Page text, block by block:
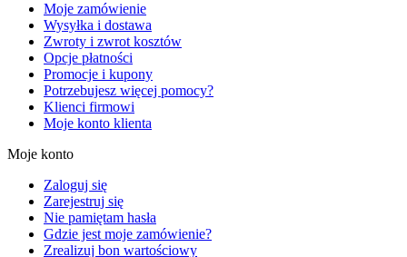
Moje zamówienie
Wysyłka i dostawa
Zwroty i zwrot kosztów
Opcje płatności
Promocje i kupony
Potrzebujesz więcej pomocy?
Klienci firmowi
Moje konto klienta
Moje konto
Zaloguj się
Zarejestruj się
Nie pamiętam hasła
Gdzie jest moje zamówienie?
Zrealizuj bon wartościowy